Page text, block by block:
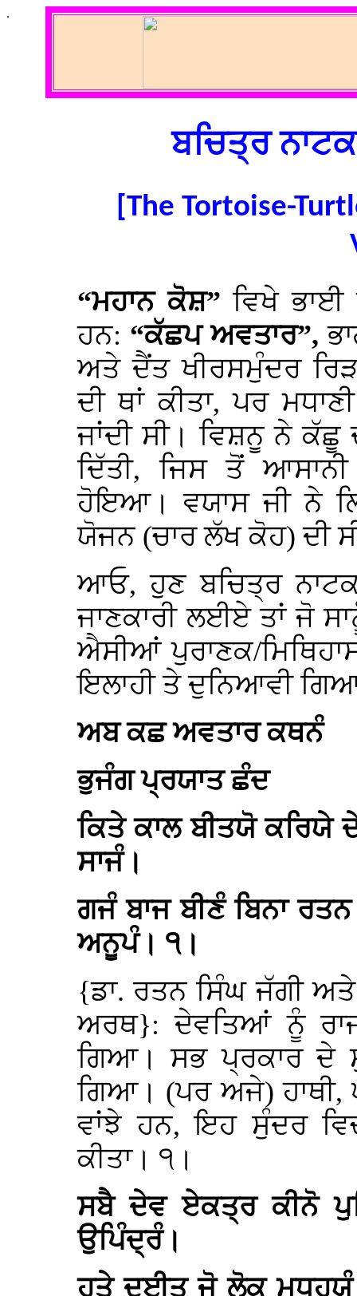
.
ਬਚਿਤ੍ਰ
[The Tortoise-
“ਮਹਾਨ ਕੋਸ਼”ਵਿਖੇ ਭਾਈ
ਹਨ: “ਕੱਛਪ ਅਵਤਾਰ”,
ਅਤੇ ਦੈਂਤ ਖੀਰਸਮੁੰਦਰ
ਦੀ ਥਾਂ ਕੀਤਾ, ਪਰ
ਜਾਂਦੀ ਸੀ। ਵਿਸ਼ਨੂ ਨੇ
ਦਿੱਤੀ, ਜਿਸ ਤੋਂ
ਹੋਇਆ। ਵਯਾਸ ਜੀ ਨੇ
ਯੋਜਨ (ਚਾਰ ਲੱਖ ਕੋਹ) ਦੀ
ਆਓ, ਹੁਣ ਬਚਿਤ੍ਰ
ਜਾਣਕਾਰੀ ਲਈਏ ਤਾਂ ਜੋ
ਐਸੀਆਂ ਪੁਰਾਣਕ/
ਇਲਾਹੀ ਤੇ ਦੁਨਿਆਵੀ
ਅਬ ਕਛ ਅਵਤਾਰ ਕਥਨੰ
ਭੁਜੰਗ ਪ੍ਰਯਾਤ ਛੰਦ
ਕਿਤੇ ਕਾਲ ਬੀਤਯੋ ਕਰਿਯੇ
ਸਾਜੰ।
ਗਜੰ ਬਾਜ ਬੀਣੰ ਬਿਨਾ
ਅਨੂਪੰ। ੧।
{ਡਾ. ਰਤਨ ਸਿੰਘ ਜੱਗੀ
ਅਰਥ}: ਦੇਵਤਿਆਂ ਨੂੰ
ਗਿਆ। ਸਭ ਪ੍ਰਕਾਰ ਦੇ
ਗਿਆ। (ਪਰ ਅਜੇ) ਹਾਥੀ,
ਵਾਂਝੇ ਹਨ, ਇਹ ਸੁੰਦਰ
ਕੀਤਾ। ੧।
ਸਬੈ ਦੇਵ ਏਕਤ੍ਰ ਕੀਨੋ
ਉਪਿੰਦ੍ਰੰ।
ਹੁਤੇ ਦਈਤ ਜੋ ਲੋਕ ਮਧ੍ਹਯੰ